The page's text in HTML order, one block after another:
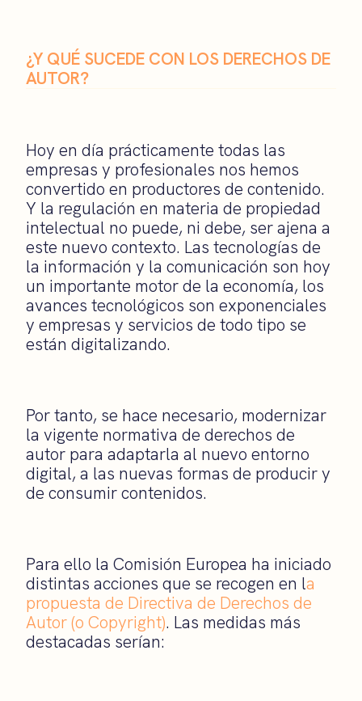
¿Y QUÉ SUCEDE CON LOS DERECHOS DE
AUTOR?
Hoy en día prácticamente todas las
empresas y profesionales nos hemos
convertido en productores de contenido.
Y la regulación en materia de propiedad
intelectual no puede, ni debe, ser ajena a
este nuevo contexto. Las tecnologías de
la información y la comunicación son hoy
un importante motor de la economía, los
avances tecnológicos son exponenciales
y empresas y servicios de todo tipo se
están digitalizando.
Por tanto, se hace necesario, modernizar
la vigente normativa de derechos de
autor para adaptarla al nuevo entorno
digital, a las nuevas formas de producir y
de consumir contenidos.
Para ello la Comisión Europea ha iniciado
distintas acciones que se recogen en la
propuesta de Directiva de Derechos de
Autor (o Copyright). Las medidas más
destacadas serían: